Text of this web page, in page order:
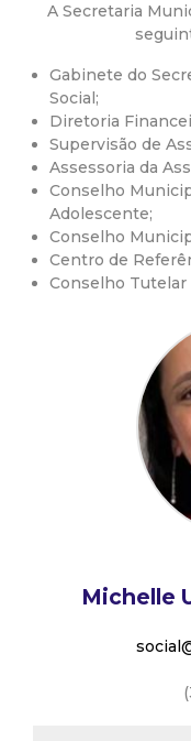
c
i
p
a
l
d
A Secretaria
Gabinete do
Social;
Diretoria
Supervisão de
Assessoria da
Conselho
Adolescente;
Conselho
Centro de
Conselho Tutelar
Michelle